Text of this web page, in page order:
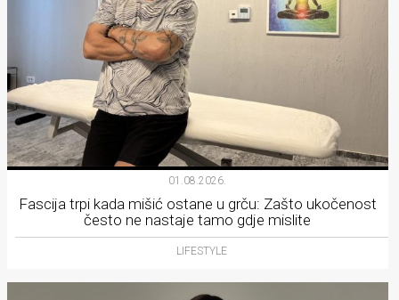
01.08.2026.
Fascija trpi kada mišić ostane u grču: Zašto ukočenost
često ne nastaje tamo gdje mislite
LIFESTYLE